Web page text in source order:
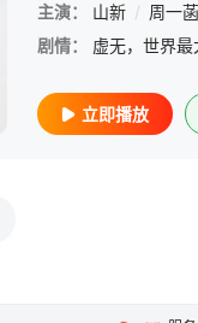
赵毅 / 赵铭洲 赵述仁
主演：
山新 / 周一菡
剧情：
立即播放